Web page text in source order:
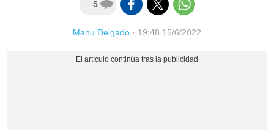
5
Manu Delgado · 19:48 15/6/2022